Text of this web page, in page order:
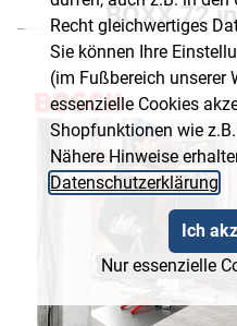
Recht gleichwertiges
Sie können Ihre
(im Fußbereich unserer
essenzielle Cookies
Shopfunktionen wie
Nähere Hinweise
Datenschutzerklärung
Ich
Nur essenzielle
BOXX 72